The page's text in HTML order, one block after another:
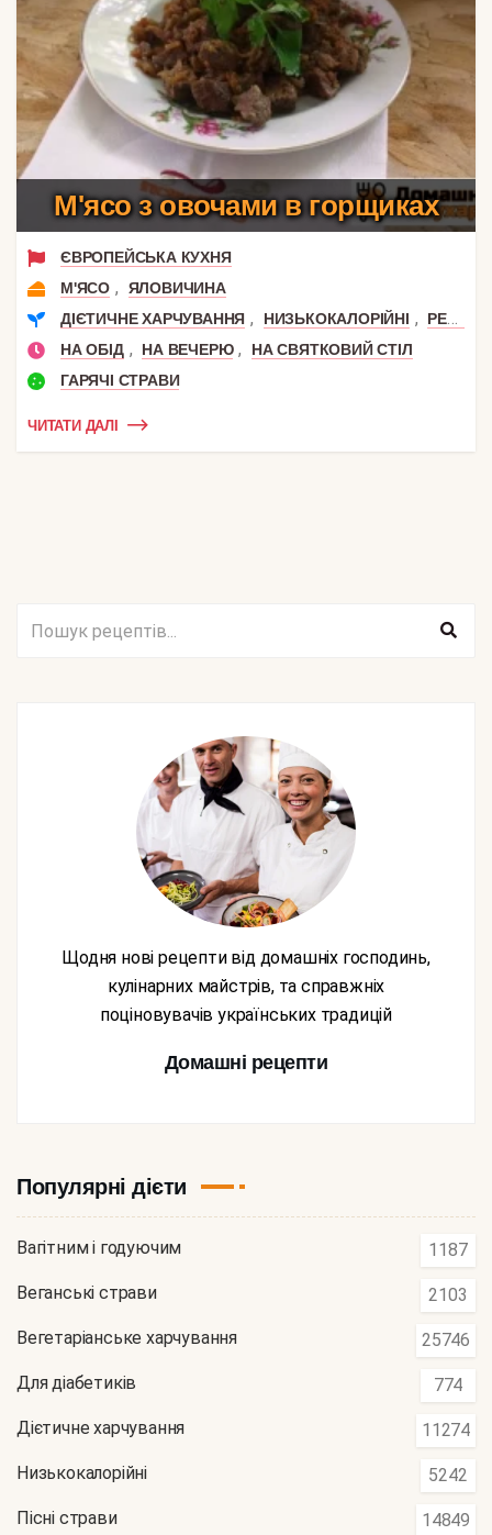
М'ясо з овочами в горщиках
ЄВРОПЕЙСЬКА КУХНЯ
М'ЯСО ,
ЯЛОВИЧИНА
ДІЄТИЧНЕ ХАРЧУВАННЯ , НИЗЬКОКАЛОРІЙНІ ,
РЕЦЕПТИ ДЛЯ СХУДНЕННЯ
НА ОБІД , НА ВЕЧЕРЮ ,
НА СВЯТКОВИЙ СТІЛ
ГАРЯЧІ СТРАВИ
ЧИТАТИ ДАЛІ
Щодня нові рецепти від домашніх господинь,
кулінарних майстрів, та справжніх
поціновувачів українських традицій
Домашні рецепти
Популярні дієти
Вагітним і годуючим 1187
Веганські страви 2103
Вегетаріанське харчування 25746
Для діабетиків 774
Дієтичне харчування 11274
Низькокалорійні 5242
Пісні страви 14849